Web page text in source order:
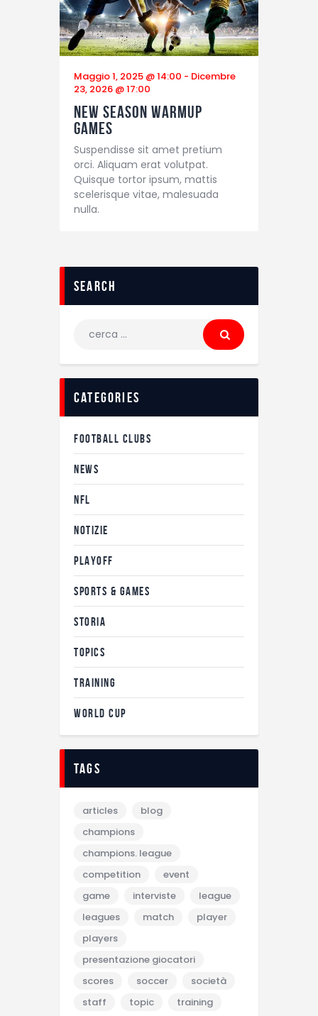
Maggio 1, 2025 @ 14:00 - Dicembre
23, 2026 @ 17:00
New Season Warmup
Games
Suspendisse sit amet pretium
orci. Aliquam erat volutpat.
Quisque tortor ipsum, mattis
scelerisque vitae, malesuada
nulla.
search
per:
categories
FOOTBALL CLUBS
NEWS
NFL
NOTIZIE
PLAYOFF
SPORTS & GAMES
STORIA
TOPICS
TRAINING
WORLD CUP
tags
articles
blog
champions
champions. league
competition
event
game
interviste
league
leagues
match
player
players
presentazione giocatori
scores
soccer
società
staff
topic training